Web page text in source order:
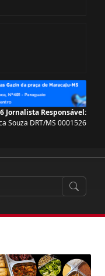
Jornalista Responsável:
Souza DRT/MS 0001526
de Mato